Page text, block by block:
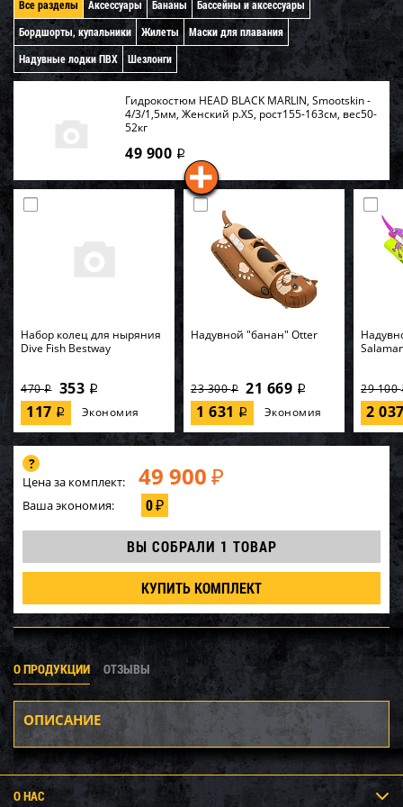
Все разделы Аксессуары Бананы
Бассейны и аксессуары
Бордшорты, купальники
Жилеты
Маски для плавания
Надувные лодки ПВХ
Шезлонги
Гидрокостюм HEAD BLACK MARLIN, Smootskin -
4/3/1,5мм, Женский р.XS, рост155-163см, вес50-
52кг
49 900 i
Набор колец для ныряния
Dive Fish Bestway
470i 353 i
117 i Экономия
Надувной "банан" Otter
23 300i 21 669 i
1 631 i Экономия
29 100
2
Цена за комплект: 49 900 ₽
Ваша экономия: 0₽
ВЫ СОБРАЛИ 1 ТОВАР
КУПИТЬ КОМПЛЕКТ
О ПРОДУКЦИИ ОТЗЫВЫ
ОПИСАНИЕ
О НАС